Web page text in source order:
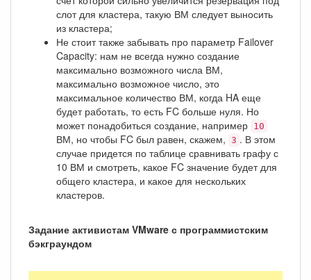
слот для кластера, такую ВМ следует выносить
из кластера;
Не стоит также забывать про параметр Failover
Capacity: нам не всегда нужно создание
максимально возможного числа ВМ,
максимально возможное число, это
максимальное количество ВМ, когда HA еще
будет работать, то есть FC больше нуля. Но
может понадобиться создание, например 10
ВМ, но чтобы FC был равен, скажем, 3 . В этом
случае придется по таблице сравнивать графу с
10 ВМ и смотреть, какое FC значение будет для
общего кластера, и какое для нескольких
кластеров.
Задание активистам VMware с программистским
бэкграундом